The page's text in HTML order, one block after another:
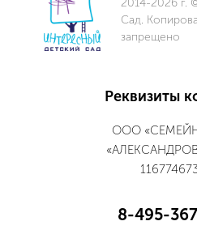
2014-2026 г.
Сад.
запрещено
Реквизиты
ООО
8-495-